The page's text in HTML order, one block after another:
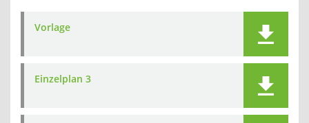
Vorlage
Einzelplan 3